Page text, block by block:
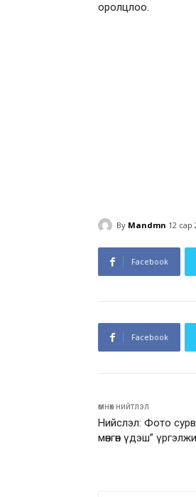
оролцлоо.
By Mandmn 12 сар
Facebook
Facebook
өмнөх нийтлэл
Нийслэл: Фото
мөнгөн үдэш”